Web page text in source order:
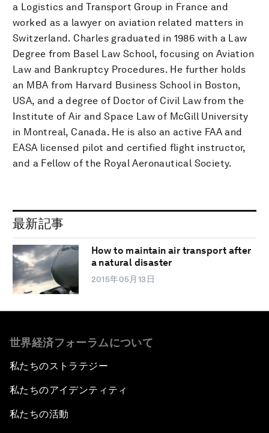
a Logistics and Transport Group in France and
worked as a lawyer on aviation related matters in
Switzerland. Charles graduated in 1986 with a Law
Degree from Basel Law School, focusing on Aviation
Law and Bankruptcy Procedures. He further holds
an MBA from Harvard Business School in Boston,
USA, and a degree of Doctor of Civil Law from the
Institute of Air and Space Law of McGill University
in Montreal, Canada. He is also an active FAA and
EASA licensed pilot and certified flight instructor,
and a Fellow of the Royal Aeronautical Society.
最新記事
How to maintain air transport after
a natural disaster
2015年05月13日
世界経済フォーラムについて
私たちのストラテジー
私たちのアイデンティティ
私たちの活動